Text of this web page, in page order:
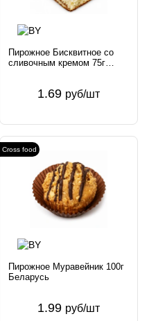
Пирожное Бисквитное со
сливочным кремом 75г
1.69 руб/шт
Cross food
Пирожное Муравейник 100г
Беларусь
1.99 руб/шт